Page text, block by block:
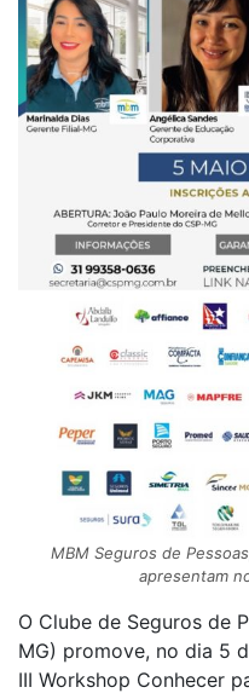
MBM Seguros de
apresentam
O Clube de Seguros de
MG) promove, no dia 5
III Workshop Conhecer